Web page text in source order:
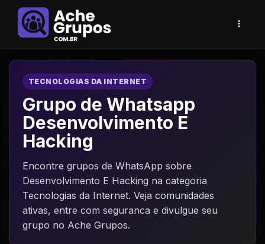
TECNOLOGIAS DA INTERNET
Grupo de Whatsapp
Desenvolvimento E
Hacking
Encontre grupos de WhatsApp sobre
Desenvolvimento E Hacking na categoria
Tecnologias da Internet. Veja comunidades
ativas, entre com seguranca e divulgue seu
grupo no Ache Grupos.